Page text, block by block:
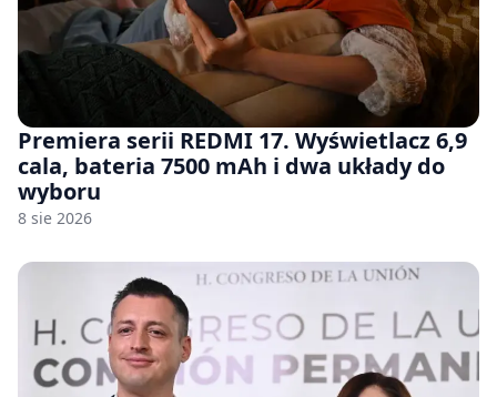
Premiera serii REDMI 17. Wyświetlacz 6,9
cala, bateria 7500 mAh i dwa układy do
wyboru
8 sie 2026